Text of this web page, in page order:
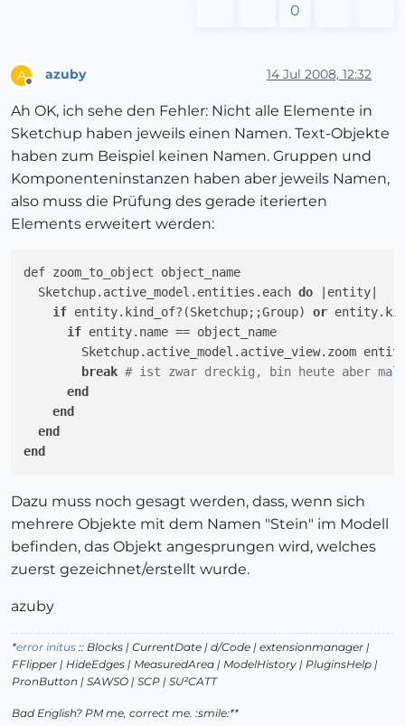
0
A azuby 14 Jul 2008, 12:32
Ah OK, ich sehe den Fehler: Nicht alle Elemente in
Sketchup haben jeweils einen Namen. Text-Objekte
haben zum Beispiel keinen Namen. Gruppen und
Komponenteninstanzen haben aber jeweils Namen,
also muss die Prüfung des gerade iterierten
Elements erweitert werden:
def zoom_to_object object_name
  Sketchup.active_model.entities.each
do
|entity|
if entity.kind_of?(Sketchup;;Group) or
if entity.name == object_name
Sketchup.active_model.active_view.zoom
break # ist zwar dreckig, bin heute aber
end
end
end
end
zoom_to_object "Stein"
Dazu muss noch gesagt werden, dass, wenn sich
mehrere Objekte mit dem Namen "Stein" im Modell
befinden, das Objekt angesprungen wird, welches
zuerst gezeichnet/erstellt wurde.
azuby
*error initus :: Blocks | CurrentDate | d/Code | extensionmanager |
FFlipper | HideEdges | MeasuredArea | ModelHistory | PluginsHelp |
PronButton | SAWSO | SCP | SU²CATT
Bad English? PM me, correct me. :smile:**